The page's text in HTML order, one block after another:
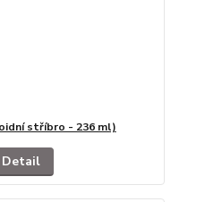
stříbro - 236 ml)
Detail